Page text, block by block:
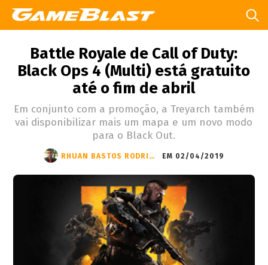
Battle Royale de Call of Duty:
Black Ops 4 (Multi) está gratuito
até o fim de abril
Em conjunto com a promoção, a Treyarch também
vai disponibilizar mais um mapa e um novo modo
para o Black Out.
RHUAN BASTOS RODRIGUES EM 02/04/2019